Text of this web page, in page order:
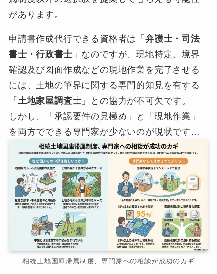
があります。
申請書作成代行できる資格者は「弁護士・司法
書士・行政書士 」なのですが、現地特定、境界
確認及び図面作成などの現地作業を完了させる
には、土地の筆界に関する専門的知見を有する
「 土地家屋調査士 」との協力が不可欠です。
しかし、「承認要件の見極め」と「現地作業」
を両方でできる専門家が少ないのが現状です…
相続土地国庫帰属制度、専門家への相談が成功のカギ